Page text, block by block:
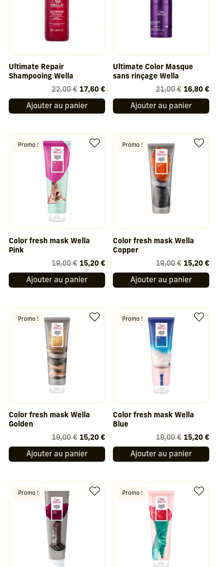
Ultimate Repair
Shampooing Wella
22,00€ Le
prix
initial
17,60 €Le
prix
actuel
Ajouter au panier
Ultimate Color Masque
sans rinçage Wella
21,00€ Le
prix
initial
16,80€Le
Ajouter au panier
Promo !
Color fresh mask Wella
Pink
19,00€ Le
prix
initial
15,20 €Le
prix
actuel
Ajouter au panier
Promo !
Color fresh mask Wella
Copper
19,00€ Le
prix
initial
15,20€Le
Ajouter au panier
Promo !
Color fresh mask Wella
Golden
19,00€ Le
prix
initial
15,20 €Le
prix
actuel
Ajouter au panier
Promo !
Color fresh mask Wella
Blue
19,00€ Le
prix
initial
15,20€Le
Ajouter au panier
Promo ! Promo !